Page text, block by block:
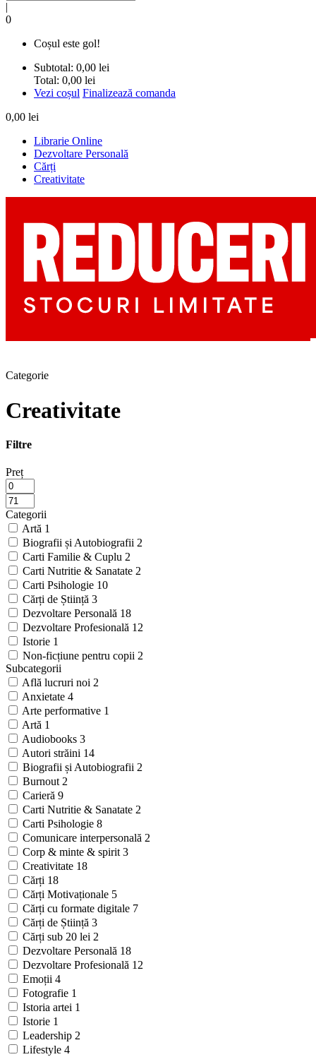
|
0
Coșul este gol!
Subtotal: 0,00 lei
Total: 0,00 lei
Vezi coșul Finalizează comanda
0,00 lei
Librarie Online
Dezvoltare Personală
Cărți
Creativitate
Categorie
Creativitate
Filtre
Preț
Categorii
Artă 1
Biografii și Autobiografii 2
Carti Familie & Cuplu 2
Carti Nutritie & Sanatate 2
Carti Psihologie 10
Cărți de Știință 3
Dezvoltare Personală 18
Dezvoltare Profesională 12
Istorie 1
Non-ficțiune pentru copii 2
Subcategorii
Află lucruri noi 2
Anxietate 4
Arte performative 1
Artă 1
Audiobooks 3
Autori străini 14
Biografii și Autobiografii 2
Burnout 2
Carieră 9
Carti Nutritie & Sanatate 2
Carti Psihologie 8
Comunicare interpersonală 2
Corp & minte & spirit 3
Creativitate 18
Cărți 18
Cărți Motivaționale 5
Cărți cu formate digitale 7
Cărți de Știință 3
Cărți sub 20 lei 2
Dezvoltare Personală 18
Dezvoltare Profesională 12
Emoții 4
Fotografie 1
Istoria artei 1
Istorie 1
Leadership 2
Lifestyle 4